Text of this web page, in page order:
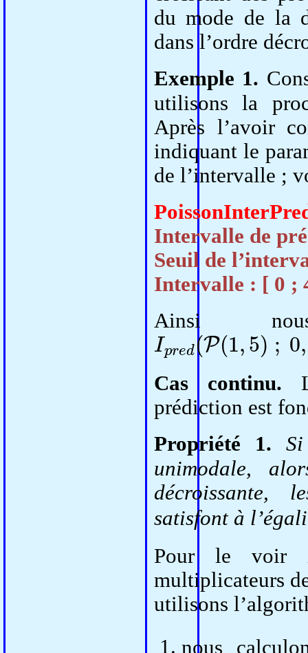
du mode de la
dans l’ordre
Exemple 1.
utilisons la
Après l’avoir
indiquant le
de l’intervalle ;
Intervalle de
Seuil de
Intervalle : [ 0 ;
Ainsi
Ipred(P(1 5) ; 0,
Cas continu.
prédiction est
Propriété 1.
unimodale,
satisfont à
Pour le voir
multiplicateurs
utilisons
nous